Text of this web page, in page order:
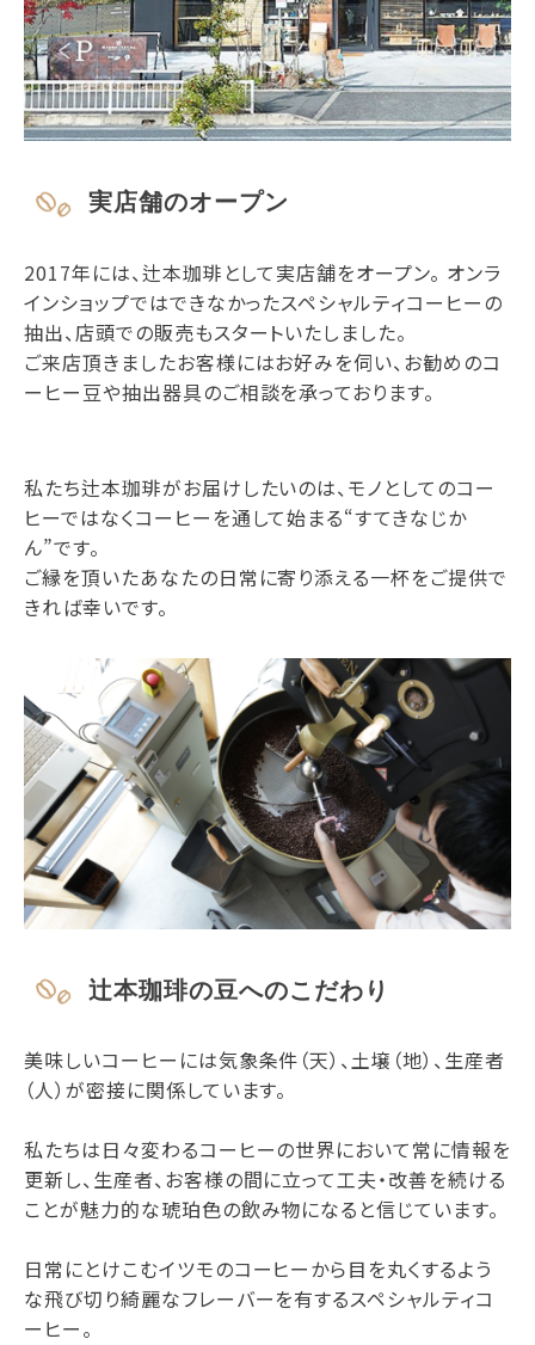
実店舗のオープン
2017年には、辻本珈琲として実店舗をオープン。 オンラ
インショップではできなかったスペシャルティコーヒーの
抽出、店頭での販売もスタートいたしました。
ご来店頂きましたお客様にはお好みを伺い、お勧めのコ
ーヒー豆や抽出器具のご相談を承っております。
私たち辻本珈琲がお届けしたいのは、モノとしてのコー
ヒーではなくコーヒーを通して始まる“すてきなじか
ん”です。
ご縁を頂いたあなたの日常に寄り添える一杯をご提供で
きれば幸いです。
辻本珈琲の豆へのこだわり
美味しいコーヒーには気象条件（天）、土壌（地）、生産者
（人）が密接に関係しています。
私たちは日々変わるコーヒーの世界において常に情報を
更新し、生産者、お客様の間に立って工夫・改善を続ける
ことが魅力的な琥珀色の飲み物になると信じています。
日常にとけこむイツモのコーヒーから目を丸くするよう
な飛び切り綺麗なフレーバーを有するスペシャルティコ
ーヒー。